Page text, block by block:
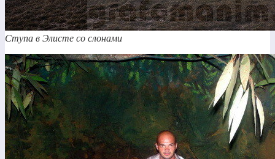
Ступа в Элисте со слонами